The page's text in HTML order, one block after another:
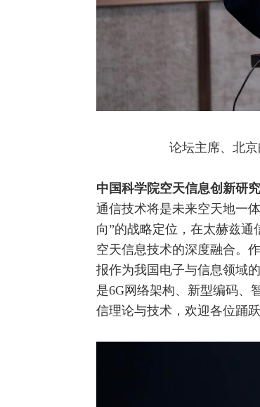
论坛主席、北京
中国科学院空天信息创新研
通信技术将是未来空天地一
向”的战略定位，在太赫兹通
空天信息技术的深度融合。
报作为我国电子与信息领域
是6G网络架构、新型编码、
信理论与技术，欢迎各位踊